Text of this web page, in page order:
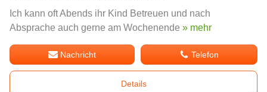
Ich kann oft Abends ihr Kind Betreuen und nach
Absprache auch gerne am Wochenende » mehr
Nachricht Telefon
Details